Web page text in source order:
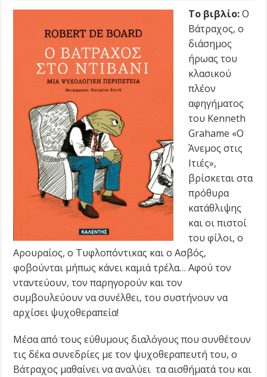
Το βιβλίο:Ο
Βάτραχος, ο
διάσημος
ήρωας του
κλασικού
πλέον
αφηγήματος
του Kenneth
Grahame «Ο
Άνεμος στις
Ιτιές»,
βρίσκεται στα
πρόθυρα
κατάθλιψης
και οι πιστοί
του φίλοι, ο
Αρουραίος, ο Τυφλοπόντικας και ο Ασβός,
φοβούνται μήπως κάνει καμιά τρέλα… Αφού τον
νταντεύουν, τον παρηγορούν και τον
συμβουλεύουν να συνέλθει, του συστήνουν να
αρχίσει ψυχοθεραπεία!
Μέσα από τους εύθυμους διαλόγους που συνθέτουν
τις δέκα συνεδρίες με τον ψυχοθεραπευτή του, ο
Βάτραχος μαθαίνει να αναλύει τα αισθήματά του και